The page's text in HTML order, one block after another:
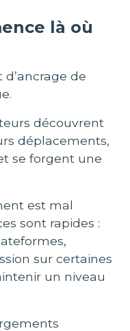
là où
de
découvrent
déplacements,
se forgent une
est mal
sont rapides :
sur certaines
un niveau